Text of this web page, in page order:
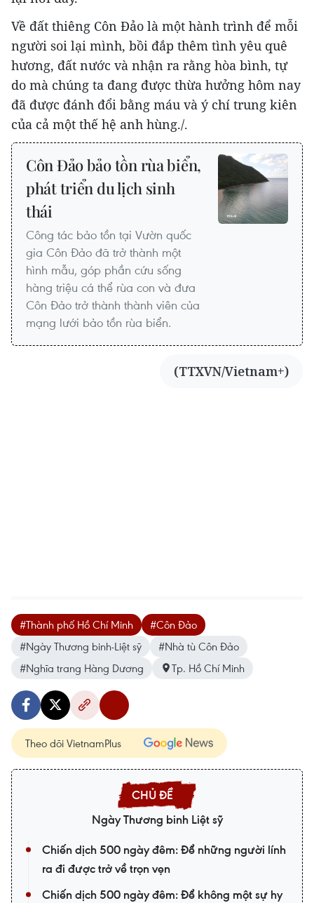
Về đất thiêng Côn Đảo là một hành trình để mỗi
người soi lại mình, bồi đắp thêm tình yêu quê
hương, đất nước và nhận ra rằng hòa bình, tự
do mà chúng ta đang được thừa hưởng hôm nay
đã được đánh đổi bằng máu và ý chí trung kiên
của cả một thế hệ anh hùng./.
Côn Đảo bảo tồn rùa biển,
phát triển du lịch sinh
thái
Công tác bảo tồn tại Vườn quốc
gia Côn Đảo đã trở thành một
hình mẫu, góp phần cứu sống
hàng triệu cá thể rùa con và đưa
Côn Đảo trở thành thành viên của
mạng lưới bảo tồn rùa biển.
(TTXVN/Vietnam+)
#Thành phố Hồ Chí Minh
#Côn Đảo
#Ngày Thương binh-Liệt sỹ
#Nhà tù Côn Đảo
#Nghĩa trang Hàng Dương
Tp. Hồ Chí Minh
Theo dõi VietnamPlus
Ngày Thương binh Liệt sỹ
Chiến dịch 500 ngày đêm: Để những người lính
ra đi được trở về trọn vẹn
Chiến dịch 500 ngày đêm: Để không một sự hy